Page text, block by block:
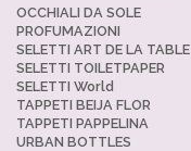
OCCHIALI DA SOLE
PROFUMAZIONI
SELETTI ART DE LA TABLE
SELETTI TOILETPAPER
SELETTI World
TAPPETI BEIJA FLOR
TAPPETI PAPPELINA
URBAN BOTTLES